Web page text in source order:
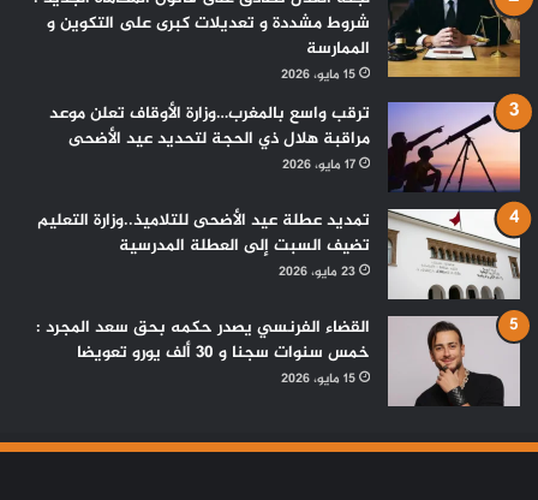
شروط مشددة و تعديلات كبرى على التكوين و
الممارسة
15 مايو، 2026
ترقب واسع بالمغرب…وزارة الأوقاف تعلن موعد
مراقبة هلال ذي الحجة لتحديد عيد الأضحى
17 مايو، 2026
تمديد عطلة عيد الأضحى للتلاميذ..وزارة التعليم
تضيف السبت إلى العطلة المدرسية
23 مايو، 2026
القضاء الفرنسي يصدر حكمه بحق سعد المجرد :
خمس سنوات سجنا و 30 ألف يورو تعويضا
15 مايو، 2026